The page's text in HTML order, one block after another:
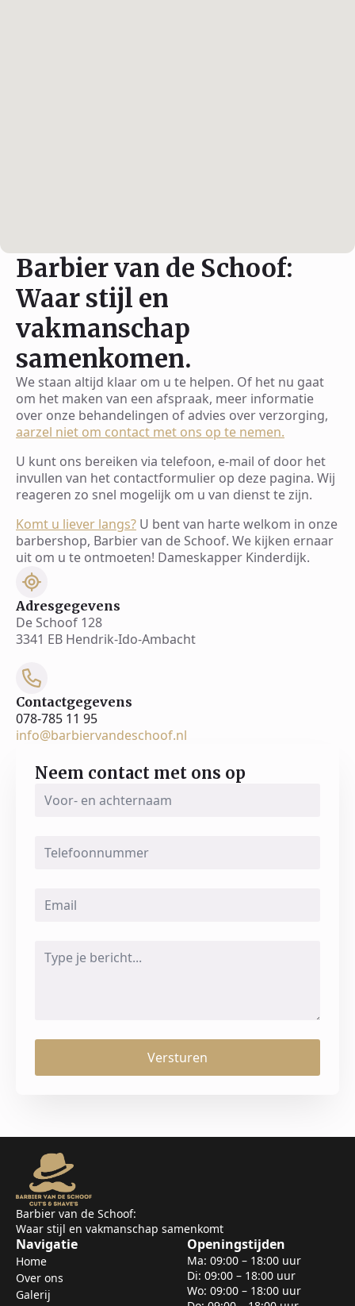
Barbier van de Schoof:
Waar stijl en
vakmanschap
samenkomen.
We staan altijd klaar om u te helpen. Of het nu gaat
om het maken van een afspraak, meer informatie
over onze behandelingen of advies over verzorging,
aarzel niet om contact met ons op te nemen.
U kunt ons bereiken via telefoon, e-mail of door het
invullen van het contactformulier op deze pagina. Wij
reageren zo snel mogelijk om u van dienst te zijn.
Komt u liever langs? U bent van harte welkom in onze
barbershop, Barbier van de Schoof. We kijken ernaar
uit om u te ontmoeten! Dameskapper Kinderdijk.
Adresgegevens
De Schoof 128
3341 EB Hendrik-Ido-Ambacht
Contactgegevens
078-785 11 95
info@barbiervandeschoof.nl
Neem contact met ons op
en
Versturen
Barbier van de Schoof:
Waar stijl en vakmanschap samenkomt
Navigatie
Home
Over ons
Galerij
Openingstijden
Ma: 09:00 – 18:00 uur
Di: 09:00 – 18:00 uur
Wo: 09:00 – 18:00 uur